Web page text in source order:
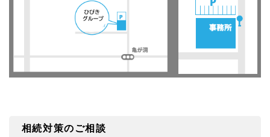
相続対策のご相談